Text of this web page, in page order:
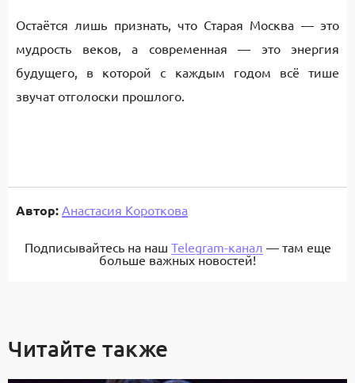
Остаётся лишь признать, что Старая Москва — это
мудрость веков, а современная — это энергия
будущего, в которой с каждым годом всё тише
звучат отголоски прошлого.
Автор: Анастасия Короткова
Подписывайтесь на наш Telegram-канал — там еще
больше важных новостей!
Читайте также